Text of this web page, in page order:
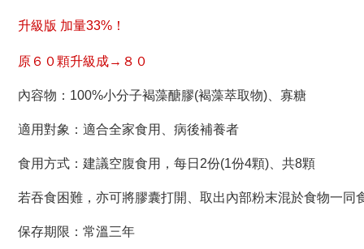
升級版 加量33%！
原６０顆升級成→８０
內容物：100%小分子褐藻醣膠(褐藻萃取物)、寡糖
適用對象：適合全家食用、病後補養者
食用方式：建議空腹食用，每日2份(1份4顆)、共8顆
若吞食困難，亦可將膠囊打開、取出內部粉末混於食物一同
保存期限：常溫三年